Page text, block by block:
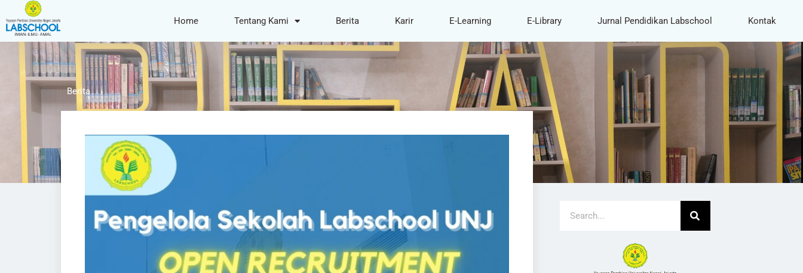
Home Tentang Kami Berita Karir E-Learning E-Library Jurnal Pendidikan Labschool Kontak
Berita